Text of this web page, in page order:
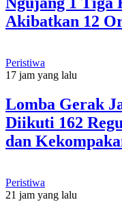
Akibatkan 12
Peristiwa
17 jam yang lalu
Lomba Gerak
Diikuti 162
dan
Peristiwa
21 jam yang lalu